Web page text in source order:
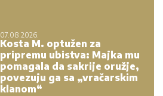
07.08.2026.
Kosta M. optužen za
pripremu ubistva: Majka mu
pomagala da sakrije oružje,
povezuju ga sa „vračarskim
klanom“